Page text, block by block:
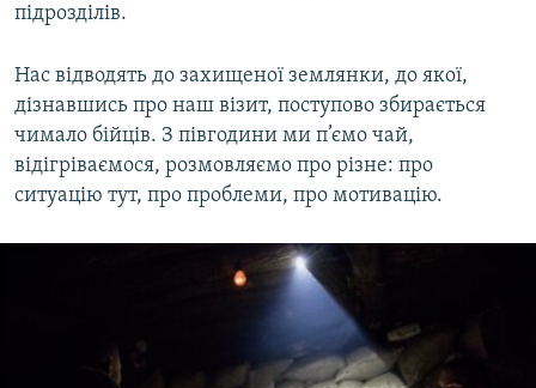
підрозділів.
Нас відводять до захищеної землянки, до якої,
дізнавшись про наш візит, поступово збирається
чимало бійців. З півгодини ми п’ємо чай,
відігріваємося, розмовляємо про різне: про
ситуацію тут, про проблеми, про мотивацію.